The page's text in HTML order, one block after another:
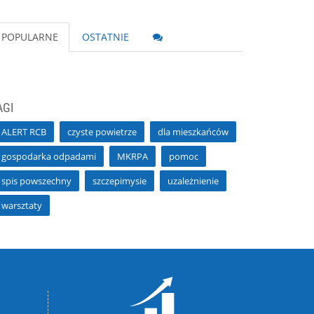
POPULARNE OSTATNIE
ALERT RCB czyste powietrze
dla mieszkańców
gospodarka odpadami
MKRPA
pomoc
spis powszechny
szczepimysie
uzależnienie
warsztaty